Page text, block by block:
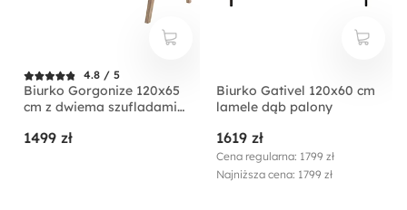
4.8 / 5
Biurko Gorgonize 120x65
cm z dwiema szufladami
1499 zł
Biurko Gativel 120x60 cm
lamele dąb palony
1619 zł
Cena regularna: 1799 zł
Najniższa cena: 1799 zł